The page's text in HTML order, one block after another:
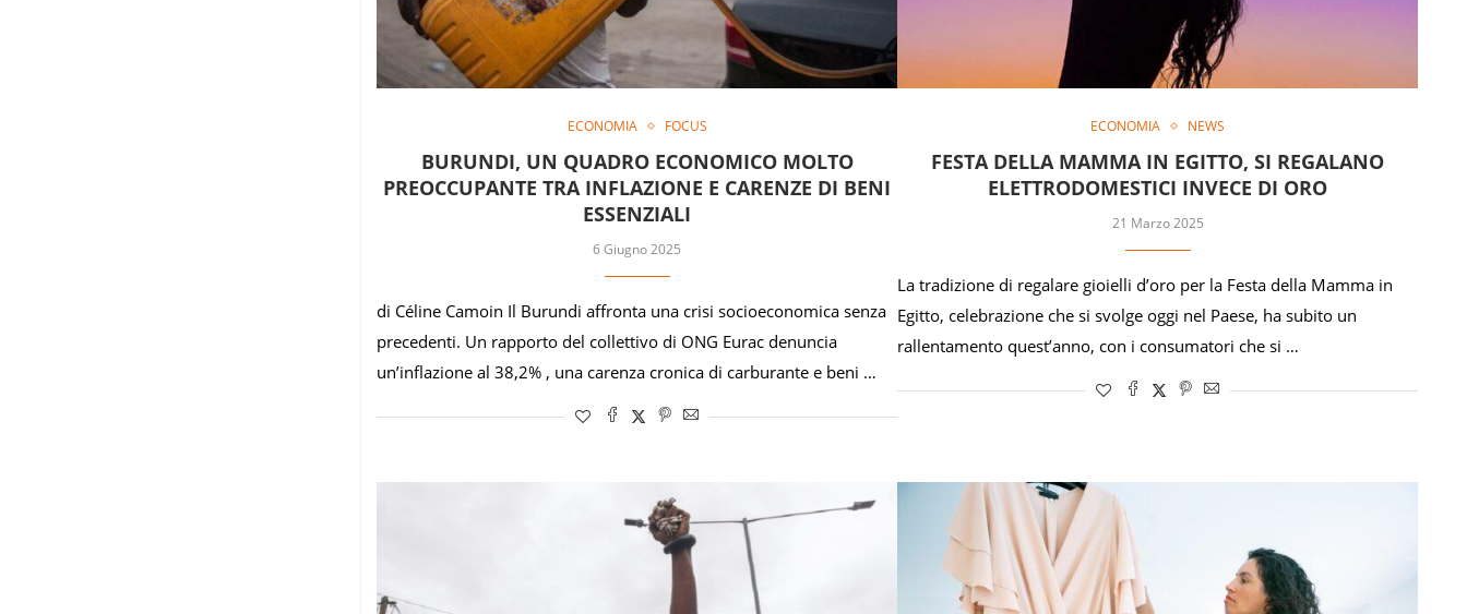
ECONOMIA FOCUS
BURUNDI, UN QUADRO ECONOMICO MOLTO
PREOCCUPANTE TRA INFLAZIONE E CARENZE DI BENI
ESSENZIALI
6 Giugno 2025
di Céline Camoin Il Burundi affronta una crisi socioeconomica senza
precedenti. Un rapporto del collettivo di ONG Eurac denuncia
un’inflazione al 38,2% , una carenza cronica di carburante e beni …
ECONOMIA NEWS
FESTA DELLA MAMMA IN EGITTO, SI REGALANO
ELETTRODOMESTICI INVECE DI ORO
21 Marzo 2025
La tradizione di regalare gioielli d’oro per la Festa della Mamma in
Egitto, celebrazione che si svolge oggi nel Paese, ha subito un
rallentamento quest’anno, con i consumatori che si …